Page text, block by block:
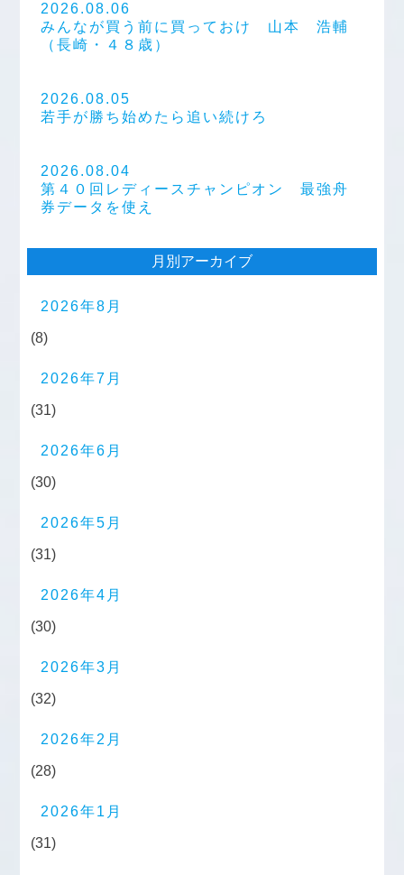
2026.08.06
みんなが買う前に買っておけ 山本 浩輔
（長崎・４８歳）
2026.08.05
若手が勝ち始めたら追い続けろ
2026.08.04
第４０回レディースチャンピオン 最強舟
券データを使え
月別アーカイブ
2026年8月
(8)
2026年7月
(31)
2026年6月
(30)
2026年5月
(31)
2026年4月
(30)
2026年3月
(32)
2026年2月
(28)
2026年1月
(31)